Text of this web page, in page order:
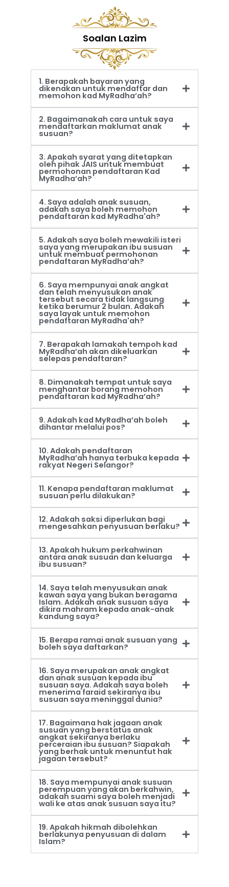
Soalan Lazim
1. Berapakah bayaran yang
dikenakan untuk mendaftar dan
memohon kad MyRadha’ah?
2. Bagaimanakah cara untuk saya
mendaftarkan maklumat anak
susuan?
3. Apakah syarat yang ditetapkan
oleh pihak JAIS untuk membuat
permohonan pendaftaran Kad
MyRadha’ah?
4. Saya adalah anak susuan,
adakah saya boleh memohon
pendaftaran kad MyRadha'ah?
5. Adakah saya boleh mewakili isteri
saya yang merupakan ibu susuan
untuk membuat permohonan
pendaftaran MyRadha’ah?
6. Saya mempunyai anak angkat
dan telah menyusukan anak
tersebut secara tidak langsung
ketika berumur 2 bulan. Adakah
saya layak untuk memohon
pendaftaran MyRadha'ah?
7. Berapakah lamakah tempoh kad
MyRadha’ah akan dikeluarkan
selepas pendaftaran?
8. Dimanakah tempat untuk saya
menghantar borang memohon
pendaftaran kad MyRadha’ah?
9. Adakah kad MyRadha’ah boleh
dihantar melalui pos?
10. Adakah pendaftaran
MyRadha’ah hanya terbuka kepada
rakyat Negeri Selangor?
11. Kenapa pendaftaran maklumat
susuan perlu dilakukan?
12. Adakah saksi diperlukan bagi
mengesahkan penyusuan berlaku?
13. Apakah hukum perkahwinan
antara anak susuan dan keluarga
ibu susuan?
14. Saya telah menyusukan anak
kawan saya yang bukan beragama
Islam. Adakah anak susuan saya
dikira mahram kepada anak-anak
kandung saya?
15. Berapa ramai anak susuan yang
boleh saya daftarkan?
16. Saya merupakan anak angkat
dan anak susuan kepada ibu
susuan saya. Adakah saya boleh
menerima faraid sekiranya ibu
susuan saya meninggal dunia?
17. Bagaimana hak jagaan anak
susuan yang berstatus anak
angkat sekiranya berlaku
perceraian ibu susuan? Siapakah
yang berhak untuk menuntut hak
jagaan tersebut?
18. Saya mempunyai anak susuan
perempuan yang akan berkahwin,
adakah suami saya boleh menjadi
wali ke atas anak susuan saya itu?
19. Apakah hikmah dibolehkan
berlakunya penyusuan di dalam
Islam?